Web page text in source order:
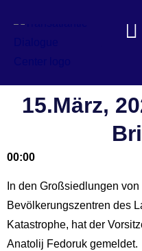
15.März,
00:00
In den Großsiedlungen
Bevölkerungszentren des
Katastrophe, hat der
Anatolij Fedoruk gemeldet.